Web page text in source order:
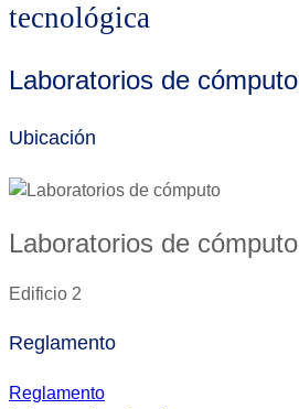
tecnológica
Laboratorios de cómputo
Ubicación
Laboratorios de cómputo
Edificio 2
Reglamento
Reglamento